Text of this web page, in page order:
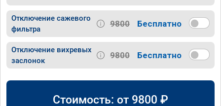
Отключение сажевого
фильтра
9800 Бесплатно
Отключение вихревых
заслонок
9800 Бесплатно
Стоимость: от 9800 ₽